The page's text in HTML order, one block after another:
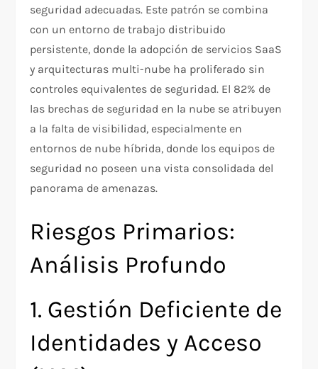
seguridad adecuadas. Este patrón se combina
con un entorno de trabajo distribuido
persistente, donde la adopción de servicios SaaS
y arquitecturas multi-nube ha proliferado sin
controles equivalentes de seguridad. El 82% de
las brechas de seguridad en la nube se atribuyen
a la falta de visibilidad, especialmente en
entornos de nube híbrida, donde los equipos de
seguridad no poseen una vista consolidada del
panorama de amenazas.​
Riesgos Primarios:
Análisis Profundo
1. Gestión Deficiente de
Identidades y Acceso